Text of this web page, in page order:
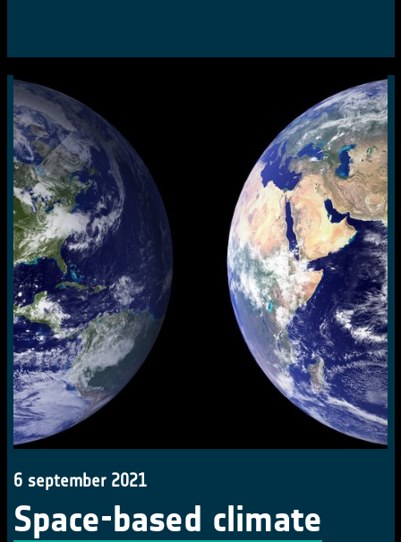
6 september 2021
Space-based climate